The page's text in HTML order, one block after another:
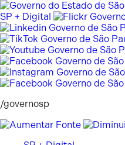
Pular
para
o
conteúdo
SP + Digital
/governosp